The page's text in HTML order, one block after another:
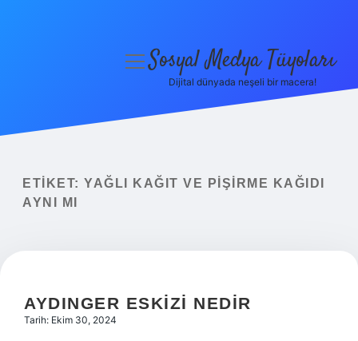
Yasal Uyarı
menüyüSosyal Medya Tüyoları
Dijital dünyada neşeli bir macera!
ETIKET: YAĞLI KAĞIT VE PIŞIRME KAĞIDI
AYNI MI
AYDINGER ESKIZI NEDIR
Tarih: Ekim 30, 2024